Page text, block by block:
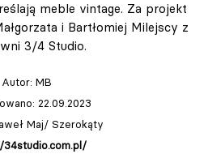
meble vintage. Za projekt
i Bartłomiej Milejscy z
3/4 Studio.
Autor: MB
22.09.2023
Maj/ Szerokąty